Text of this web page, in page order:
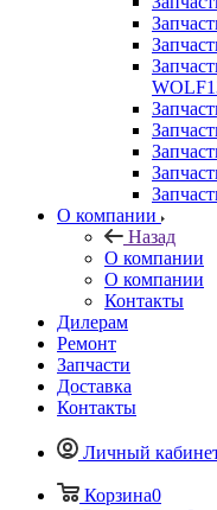
О компании
Назад
О компании
О компании
Контакты
Дилерам
Ремонт
Запчасти
Доставка
Контакты
Личный
Корзина0